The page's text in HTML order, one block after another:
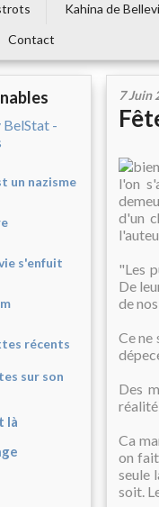
Kahina de
Contact
un nazisme
s'enfuit
s récents
sur son
là
7 Juin
l'on
d'un
"Les
De
de
Ce ne
Des
réalité
Ca
on
seule
soit.